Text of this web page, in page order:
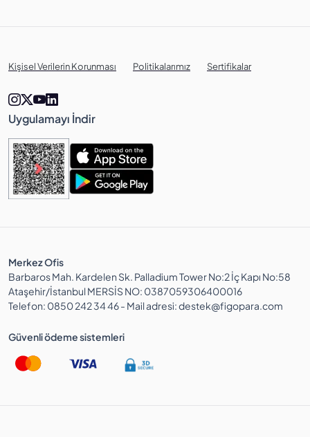
Kişisel Verilerin Korunması Politikalarımız Sertifikalar
Uygulamayı İndir
Merkez Ofis
Barbaros Mah. Kardelen Sk. Palladium Tower No:2 İç Kapı No:58
Ataşehir/İstanbul MERSİS NO: 0387059306400016
Telefon: 0850 242 34 46 - Mail adresi: destek@figopara.com
Güvenli ödeme sistemleri